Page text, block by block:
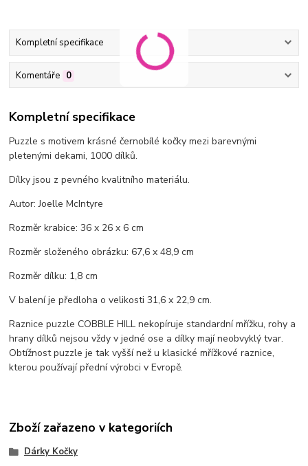
Kompletní specifikace
Komentáře 0
Kompletní specifikace
Puzzle s motivem krásné černobílé kočky mezi barevnými
pletenými dekami, 1000 dílků.
Dílky jsou z pevného kvalitního materiálu.
Autor:Joelle McIntyre
Rozměr krabice: 36 x 26 x 6 cm
Rozměr složeného obrázku: 67,6 x 48,9 cm
Rozměr dílku: 1,8 cm
V balení je předloha o velikosti 31,6 x 22,9 cm.
Raznice puzzle COBBLE HILL nekopíruje standardní mřížku, rohy a
hrany dílků nejsou vždy v jedné ose a dílky mají neobvyklý tvar.
Obtížnost puzzle je tak vyšší než u klasické mřížkové raznice,
kterou používají přední výrobci v Evropě.
Zboží zařazeno v kategoriích
Dárky Kočky